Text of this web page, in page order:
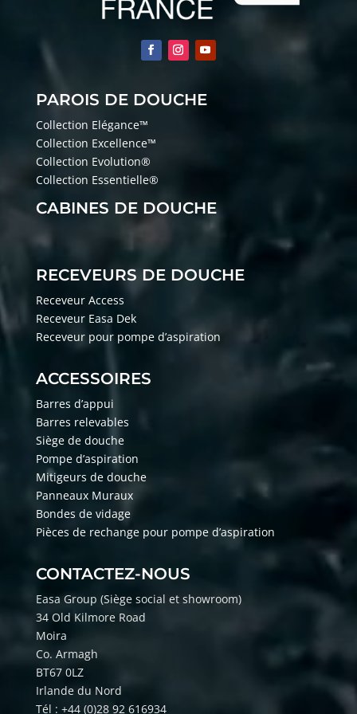
PAROIS DE DOUCHE
Collection Elégance™
Collection Excellence™
Collection Evolution®
Collection Essentielle®
CABINES DE DOUCHE
RECEVEURS DE DOUCHE
Receveur Access
Receveur Easa Dek
Receveur pour pompe d’aspiration
ACCESSOIRES
Barres d’appui
Barres relevables
Siège de douche
Pompe d’aspiration
Mitigeurs de douche
Panneaux Muraux
Bondes de vidage
Pièces de rechange pour pompe d’aspiration
CONTACTEZ-NOUS
Easa Group (Siège social et showroom)
34 Old Kilmore Road
Moira
Co. Armagh
BT67 0LZ
Irlande du Nord
Tél : +44 (0)28 92 616934